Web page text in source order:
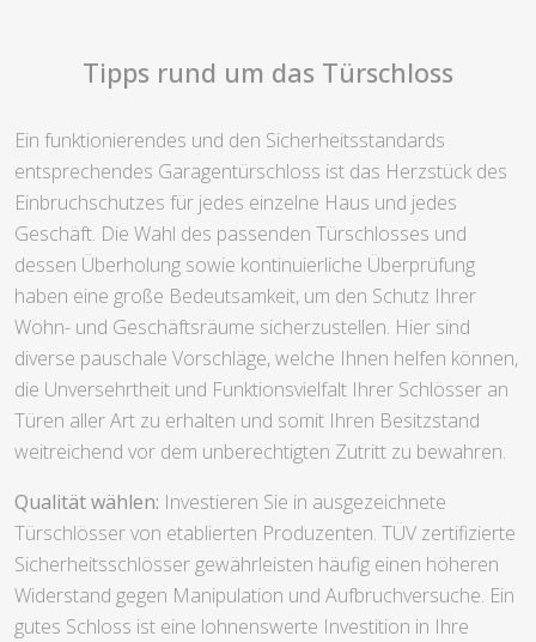
Tipps rund um das Türschloss
Ein funktionierendes und den Sicherheitsstandards
entsprechendes Garagentürschloss ist das Herzstück des
Einbruchschutzes für jedes einzelne Haus und jedes
Geschäft. Die Wahl des passenden Türschlosses und
dessen Überholung sowie kontinuierliche Überprüfung
haben eine große Bedeutsamkeit, um den Schutz Ihrer
Wohn- und Geschäftsräume sicherzustellen. Hier sind
diverse pauschale Vorschläge, welche Ihnen helfen können,
die Unversehrtheit und Funktionsvielfalt Ihrer Schlösser an
Türen aller Art zu erhalten und somit Ihren Besitzstand
weitreichend vor dem unberechtigten Zutritt zu bewahren.
Qualität wählen: Investieren Sie in ausgezeichnete
Türschlösser von etablierten Produzenten. TÜV zertifizierte
Sicherheitsschlösser gewährleisten häufig einen höheren
Widerstand gegen Manipulation und Aufbruchversuche. Ein
gutes Schloss ist eine lohnenswerte Investition in Ihre